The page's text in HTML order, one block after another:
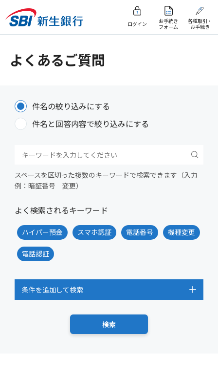
ログイン
お手続き
フォーム
各種取引・
お手続き
よくあるご質問
件名の絞り込みにする
件名と回答内容で絞り込みにする
スペースを区切った複数のキーワードで検索できます（入力
例：暗証番号 変更）
よく検索されるキーワード
ハイパー預金 スマホ認証 電話番号 機種変更
電話認証
条件を追加して検索